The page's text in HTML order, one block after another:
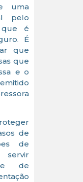
uma
pelo
que é
É
que
que
e o
de
de
servir
de